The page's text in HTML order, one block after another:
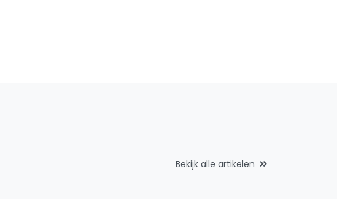
Bekijk alle artikelen